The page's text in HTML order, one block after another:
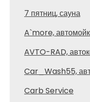
7 пятниц, сауна
A`more,
AVTO-RAD,
Car_Wash55,
Carb Service